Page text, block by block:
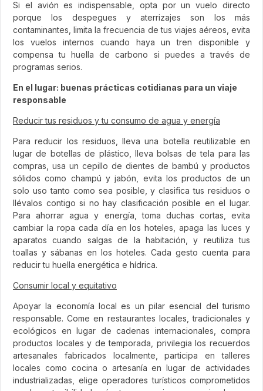
Si el avión es indispensable, opta por un vuelo directo
porque los despegues y aterrizajes son los más
contaminantes, limita la frecuencia de tus viajes aéreos, evita
los vuelos internos cuando haya un tren disponible y
compensa tu huella de carbono si puedes a través de
programas serios.
En el lugar: buenas prácticas cotidianas para un viaje
responsable
Reducir tus residuos y tu consumo de agua y energía
Para reducir los residuos, lleva una botella reutilizable en
lugar de botellas de plástico, lleva bolsas de tela para las
compras, usa un cepillo de dientes de bambú y productos
sólidos como champú y jabón, evita los productos de un
solo uso tanto como sea posible, y clasifica tus residuos o
llévalos contigo si no hay clasificación posible en el lugar.
Para ahorrar agua y energía, toma duchas cortas, evita
cambiar la ropa cada día en los hoteles, apaga las luces y
aparatos cuando salgas de la habitación, y reutiliza tus
toallas y sábanas en los hoteles. Cada gesto cuenta para
reducir tu huella energética e hídrica.
Consumir local y equitativo
Apoyar la economía local es un pilar esencial del turismo
responsable. Come en restaurantes locales, tradicionales y
ecológicos en lugar de cadenas internacionales, compra
productos locales y de temporada, privilegia los recuerdos
artesanales fabricados localmente, participa en talleres
locales como cocina o artesanía en lugar de actividades
industrializadas, elige operadores turísticos comprometidos